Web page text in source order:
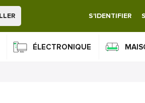
S'IDENTIFIER
ÉLECTRONIQUE